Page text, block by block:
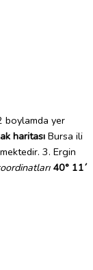
yer
haritasıBursa ili
3. Ergin
40° 11´